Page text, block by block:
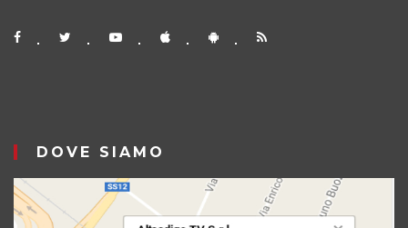
DOVE SIAMO